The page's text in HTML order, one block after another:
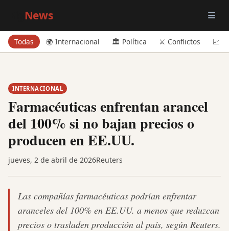
News
Todas 🌍 Internacional 🏛️ Política ⚔️ Conflictos 📈
INTERNACIONAL
Farmacéuticas enfrentan arancel
del 100% si no bajan precios o
producen en EE.UU.
jueves, 2 de abril de 2026Reuters
Las compañías farmacéuticas podrían enfrentar
aranceles del 100% en EE.UU. a menos que reduzcan
precios o trasladen producción al país, según Reuters.